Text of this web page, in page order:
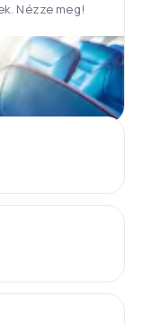
Nézze meg!